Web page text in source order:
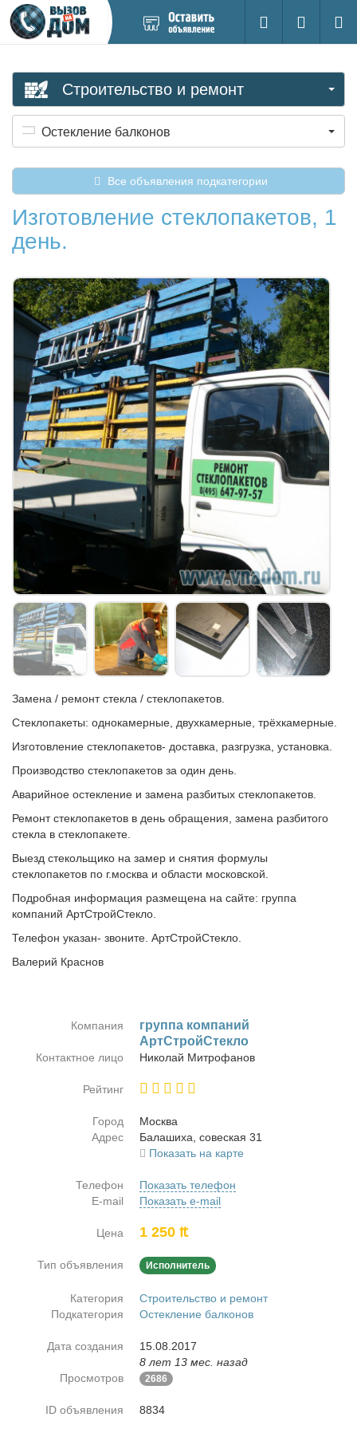
новое
Поиск
Вход на
Строительство и ремонт
Остекление балконов
Все объявления подкатегории
Изготовление стеклопакетов, 1
день.
Замена / ремонт стекла / стеклопакетов.
Стеклопакеты: однокамерные, двухкамерные, трёхкамерные.
Изготовление стеклопакетов- доставка, разгрузка, установка.
Производство стеклопакетов за один день.
Аварийное остекление и замена разбитых стеклопакетов.
Ремонт стеклопакетов в день обращения, замена разбитого
стекла в стеклопакете.
Выезд стекольщико на замер и снятия формулы
стеклопакетов по г.москва и области московской.
Подробная информация размещена на сайте: группа
компаний АртСтройСтекло.
Телефон указан- звоните. АртСтройСтекло.
Валерий Краснов
Компания
груп­па ком­па­ний
АртСтройСтекло
Контактное лицо Ни­ко­лай Мит­ро­фа­нов
Рейтинг
Город
Москва
Адрес
Ба­ла­ши­ха, со­вес­кая 31
Показать на карте
Телефон
Показать телефон
E-mail
Показать e-mail
Цена 1 250 ₶
Тип объявления Исполнитель
Категория
Строительство и ремонт
Подкатегория
Остекление балконов
Дата создания
15.08.2017
8 лет 13 мес. назад
Просмотров
2686
ID объявления 8834